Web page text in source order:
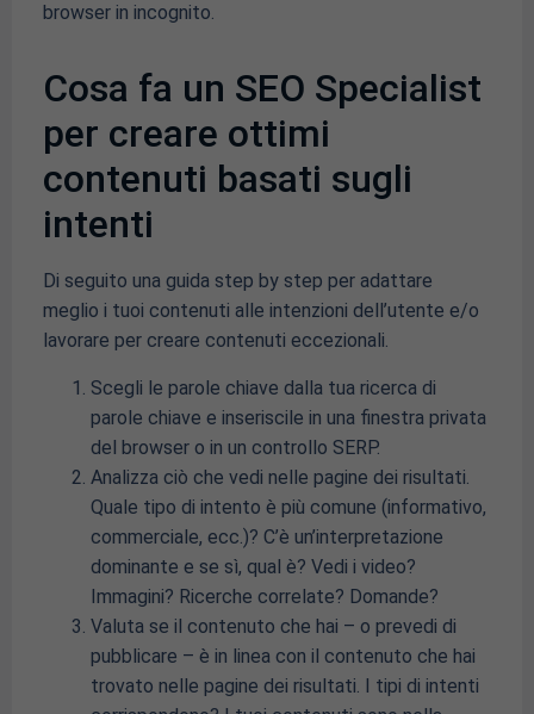
browser in incognito.
Cosa fa un SEO Specialist
per creare ottimi
contenuti basati sugli
intenti
Di seguito una guida step by step per adattare
meglio i tuoi contenuti alle intenzioni dell’utente e/o
lavorare per creare contenuti eccezionali.
Scegli le parole chiave dalla tua ricerca di
parole chiave e inseriscile in una finestra privata
del browser o in un controllo SERP.
Analizza ciò che vedi nelle pagine dei risultati.
Quale tipo di intento è più comune (informativo,
commerciale, ecc.)? C’è un’interpretazione
dominante e se sì, qual è? Vedi i video?
Immagini? Ricerche correlate? Domande?
Valuta se il contenuto che hai – o prevedi di
pubblicare – è in linea con il contenuto che hai
trovato nelle pagine dei risultati. I tipi di intenti